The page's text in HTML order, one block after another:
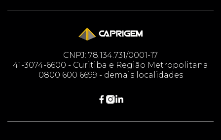
CNPJ: 78.134.731/0001-17
41-3074-6600 - Curitiba e Região Metropolitana
0800 600 6699 - demais localidades